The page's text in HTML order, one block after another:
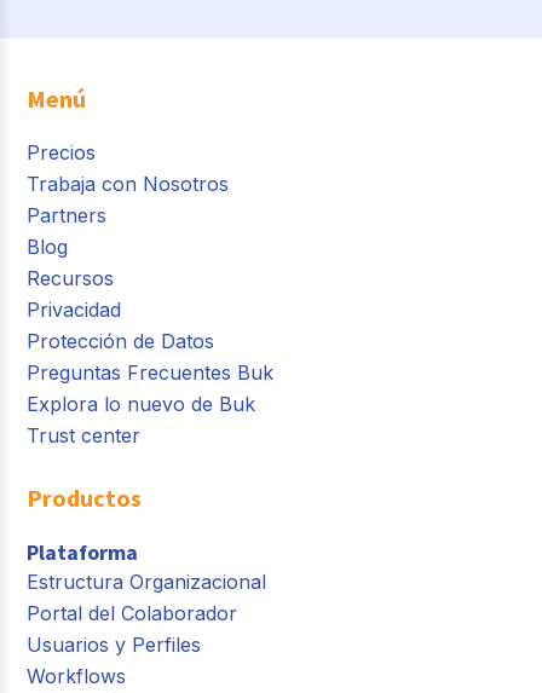
Menú
Precios
Trabaja con Nosotros
Partners
Blog
Recursos
Privacidad
Protección de Datos
Preguntas Frecuentes Buk
Explora lo nuevo de Buk
Trust center
Productos
Plataforma
Estructura Organizacional
Portal del Colaborador
Usuarios y Perfiles
Workflows